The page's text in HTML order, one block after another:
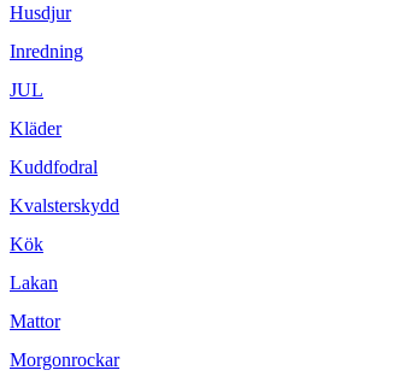
Husdjur
Inredning
JUL
Kläder
Kuddfodral
Kvalsterskydd
Kök
Lakan
Mattor
Morgonrockar